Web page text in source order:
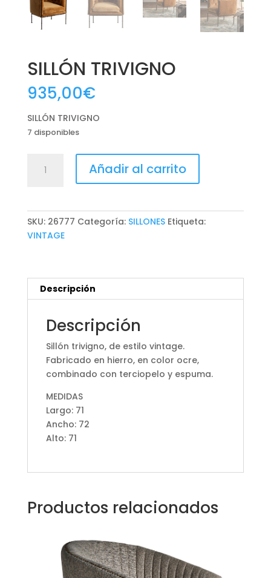
SILLÓN TRIVIGNO
935,00€
SILLÓN TRIVIGNO
7 disponibles
TRIVIGNO
Añadir al carrito
SKU: 26777 Categoría: SILLONES Etiqueta:
VINTAGE
Descripción
Descripción
Sillón trivigno, de estilo vintage.
Fabricado en hierro, en color ocre,
combinado con terciopelo y espuma.
MEDIDAS
Largo: 71
Ancho: 72
Alto: 71
Productos relacionados